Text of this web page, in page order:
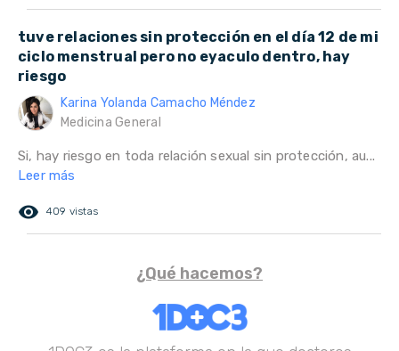
tuve relaciones sin protección en el día 12 de mi
ciclo menstrual pero no eyaculo dentro, hay
riesgo
Karina Yolanda Camacho Méndez
Medicina General
Si, hay riesgo en toda relación sexual sin protección, au...
Leer más
remove_red_eye 409 vistas
¿Qué hacemos?